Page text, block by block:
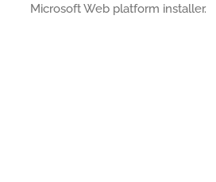
Microsoft Web platform installer.